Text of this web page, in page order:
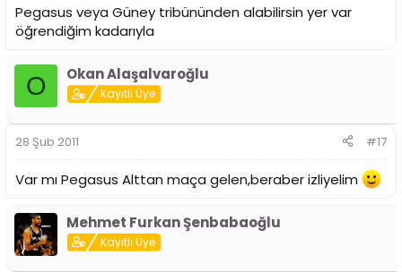
Pegasus veya Güney tribününden alabilirsin yer var
öğrendiğim kadarıyla
O Okan Alaşalvaroğlu
Kayıtlı Üye
28 Şub 2011 #17
Var mı Pegasus Alttan maça gelen,beraber izliyelim
Mehmet Furkan Şenbabaoğlu
Kayıtlı Üye